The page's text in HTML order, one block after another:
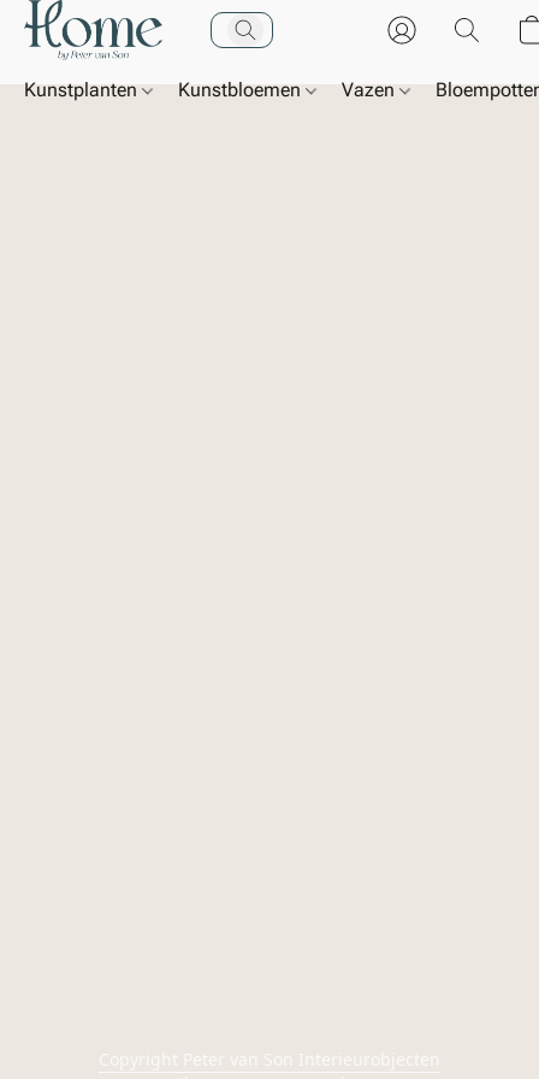
Kunstplanten Kunstbloemen Vazen
Copyright Peter van Son Interieurobjecten